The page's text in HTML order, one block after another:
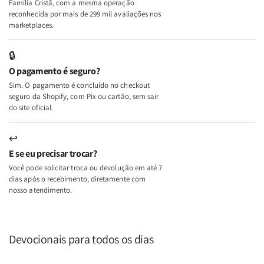
A
Mulher
Lar
A
Lar
Família Cristã, com a mesma operação
reconhecida por mais de 299 mil avaliações nos
marketplaces.
🔒
O pagamento é seguro?
Sim. O pagamento é concluído no checkout
seguro da Shopify, com Pix ou cartão, sem sair
do site oficial.
↩
E se eu precisar trocar?
Você pode solicitar troca ou devolução em até 7
dias após o recebimento, diretamente com
nosso atendimento.
Devocionais para todos os dias